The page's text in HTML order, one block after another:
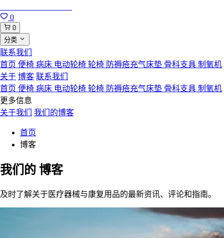
0
0
分类
联系我们
首页 便椅 病床 电动轮椅 轮椅 防褥疮充气床垫 骨科支具 制氧机
关于 博客 联系我们
首页 便椅 病床 电动轮椅 轮椅 防褥疮充气床垫 骨科支具 制氧机
更多信息
关于我们
我们的博客
首页
博客
我们的 博客
及时了解关于医疗器械与康复用品的最新资讯、评论和指南。